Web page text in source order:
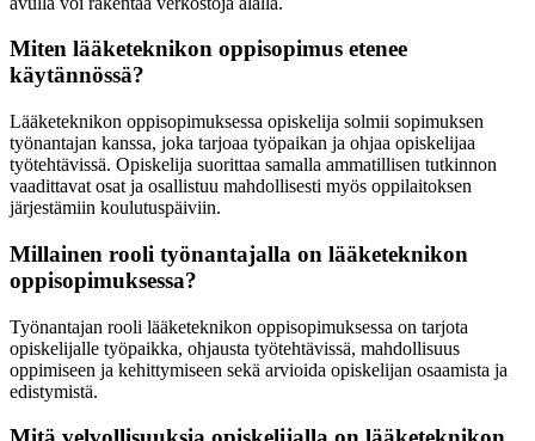
Miten lääketeknikon oppisopimus etenee
käytännössä?
Lääketeknikon oppisopimuksessa opiskelija solmii sopimuksen
työnantajan kanssa, joka tarjoaa työpaikan ja ohjaa opiskelijaa
työtehtävissä. Opiskelija suorittaa samalla ammatillisen tutkinnon
vaadittavat osat ja osallistuu mahdollisesti myös oppilaitoksen
järjestämiin koulutuspäiviin.
Millainen rooli työnantajalla on lääketeknikon
oppisopimuksessa?
Työnantajan rooli lääketeknikon oppisopimuksessa on tarjota
opiskelijalle työpaikka, ohjausta työtehtävissä, mahdollisuus
oppimiseen ja kehittymiseen sekä arvioida opiskelijan osaamista ja
edistymistä.